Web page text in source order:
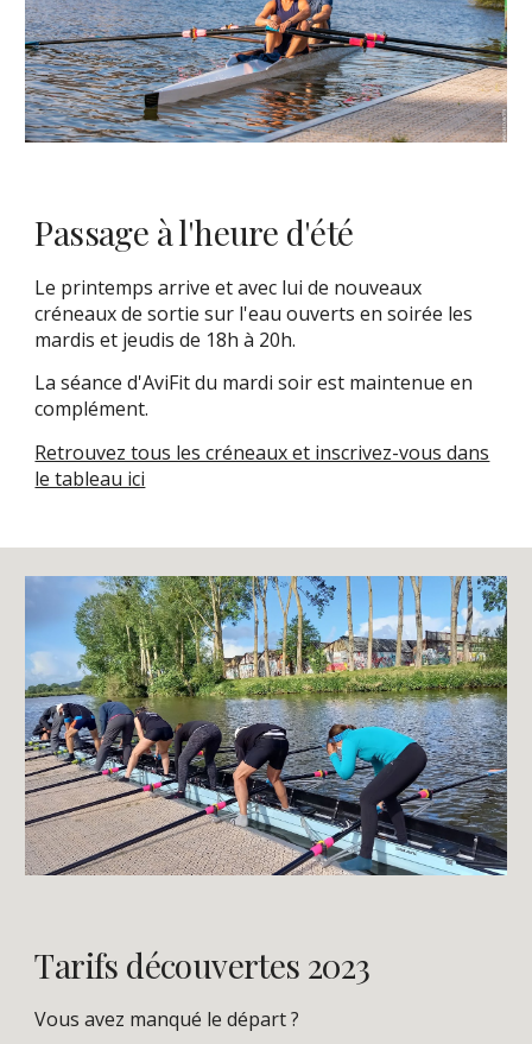
Passage à l'heure d'été
Le printemps arrive et avec lui de nouveaux
créneaux de sortie sur l'eau ouverts en soirée les
mardis et jeudis de 18h à 20h.
La séance d'AviFit du mardi soir est maintenue en
complément.
Retrouvez tous les créneaux et inscrivez-vous dans
le tableau ici
Tarifs découvertes 2023
Vous avez manqué le départ ?